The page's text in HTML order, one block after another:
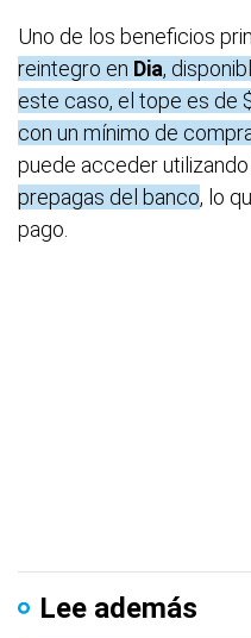
Uno de los beneficios
reintegro en Dia,
este caso, el tope es de
con un mínimo de
puede acceder
prepagas del banco, lo
pago.
Lee además